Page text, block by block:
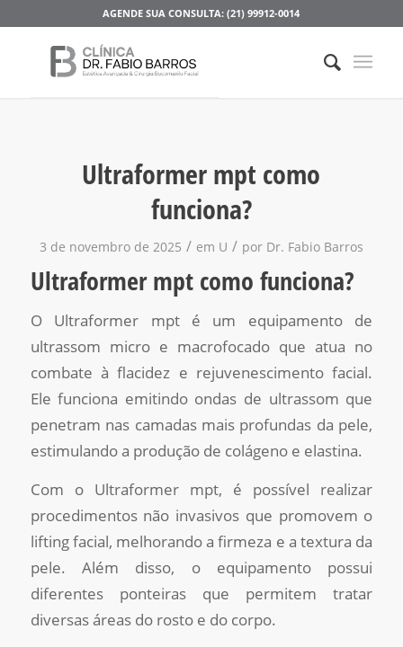
AGENDE SUA CONSULTA: (21) 99912-0014
Ultraformer mpt como
funciona?
3 de novembro de 2025 / em U / por Dr. Fabio Barros
Ultraformer mpt como funciona?
O Ultraformer mpt é um equipamento de
ultrassom micro e macrofocado que atua no
combate à flacidez e rejuvenescimento facial.
Ele funciona emitindo ondas de ultrassom que
penetram nas camadas mais profundas da pele,
estimulando a produção de colágeno e elastina.
Com o Ultraformer mpt, é possível realizar
procedimentos não invasivos que promovem o
lifting facial, melhorando a firmeza e a textura da
pele. Além disso, o equipamento possui
diferentes ponteiras que permitem tratar
diversas áreas do rosto e do corpo.